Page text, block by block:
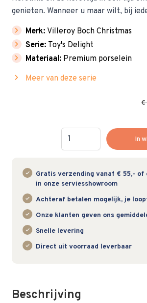
genieten. Wanneer u maar wilt, bij
chevron_right Merk: Villeroy Boch Christmas
chevron_right Serie: Toy's Delight
chevron_right Materiaal: Premium porselein
chevron_right Meer van deze serie
€
Hoeveelheid
In
Gratis verzending vanaf € 55,- of
in onze serviesshowroom
Achteraf betalen mogelijk, je
Onze klanten geven ons
Snelle levering
Direct uit voorraad leverbaar
Beschrijving